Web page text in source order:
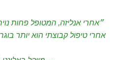
״אחרי אנליזה, המטופל פחות
אחרי טיפול קבוצתי הוא יותר